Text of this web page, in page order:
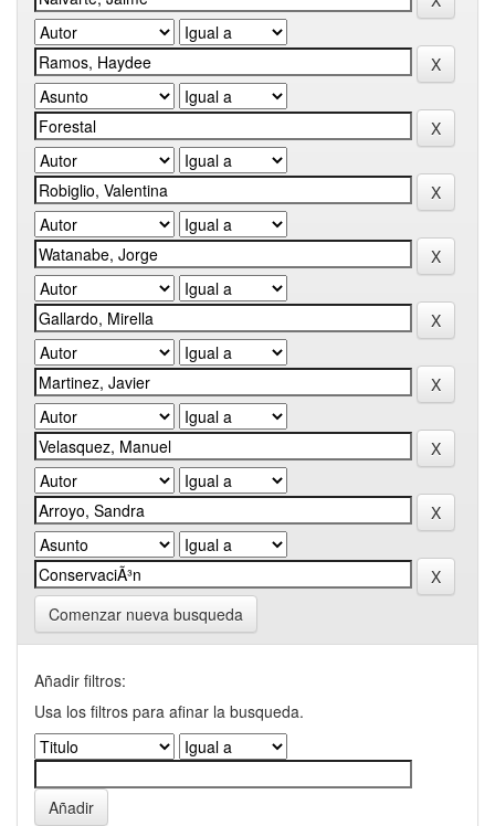
Comenzar nueva busqueda
Añadir filtros:
Usa los filtros para afinar la busqueda.